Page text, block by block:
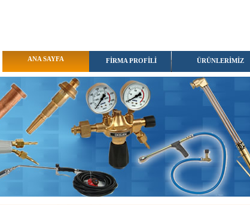
ANA SAYFA FİRMA PROFİLİ ÜRÜNLERİMİZ